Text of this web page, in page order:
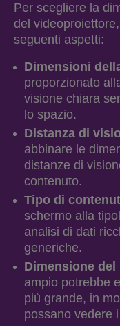
Per scegliere la
del
seguenti aspetti:
Dimensioni
proporzionato
visione chiara
lo spazio.
Distanza di
abbinare le
distanze di
contenuto.
Tipo di
schermo alla
analisi di dati
generiche.
Dimensione
ampio potrebbe
più grande, in
possano vedere